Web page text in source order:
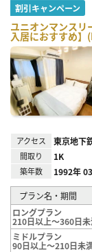
割引キャンペーン
ユニオンマンスリ
入居におすすめ
アクセス 東京地下
間取り 1K
築年数 1992年
プラン名・期間
ロングプラン
210日以上～360日
ミドルプラン
90日以上～210日未